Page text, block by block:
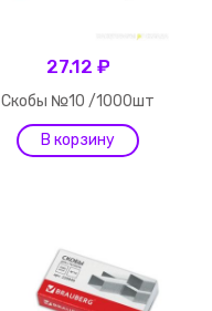
27.12 ₽
Скобы №10 /1000шт